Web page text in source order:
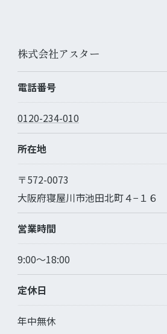
株式会社アスター
電話番号
0120-234-010
所在地
〒572-0073
大阪府寝屋川市池田北町４−１６
営業時間
9:00～18:00
定休日
年中無休